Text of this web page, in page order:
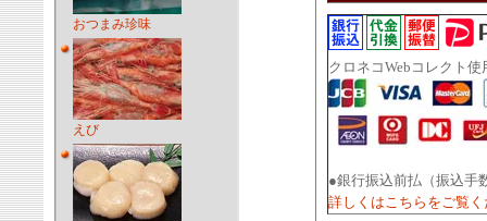
おつまみ珍味
えび
クロネコWebコレクト
●銀行振込前払（振込手
詳しくはこちらをご覧く